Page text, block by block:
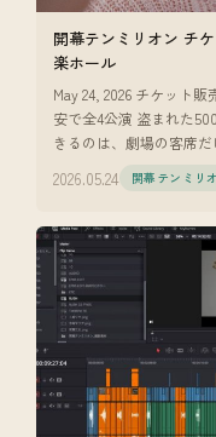
開幕テンミリオン チ
楽ホール
May 24, 2026 チケット
安で全4公演 盗まれた
きるのは、劇場の客席
2026.05.24 開幕テンミリ